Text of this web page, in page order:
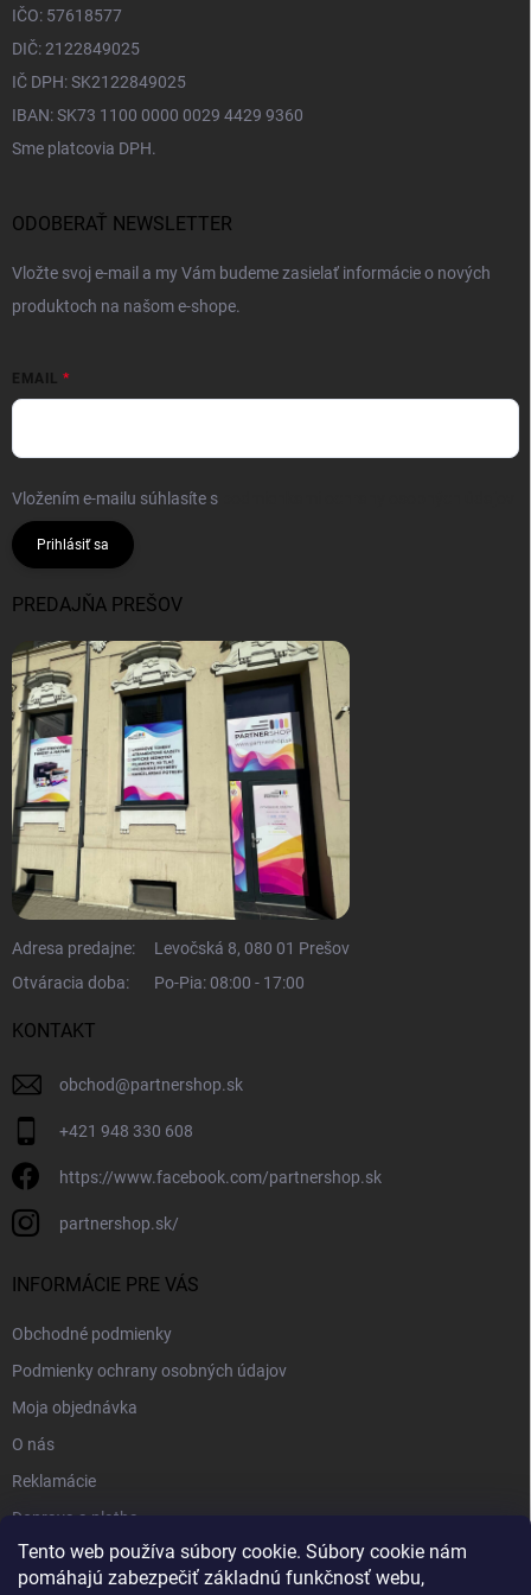
Tento web používa súbory cookie. Súbory cookie nám
pomáhajú zabezpečiť základnú funkčnosť webu,
IČO: 57618577
DIČ: 2122849025
IČ DPH: SK2122849025
IBAN: SK73 1100 0000 0029 4429 9360
Sme platcovia DPH.
ODOBERAŤ NEWSLETTER
Vložte svoj e-mail a my Vám budeme zasielať informácie o nových
produktoch na našom e-shope.
EMAIL
Vložením e-mailu súhlasíte s
Prihlásiť sa
PREDAJŇA PREŠOV
Adresa predajne:
Levočská 8, 080 01 Prešov
Otváracia doba:
Po-Pia: 08:00 - 17:00
KONTAKT
obchod@partnershop.sk
+421 948 330 608
https://www.facebook.com/partnershop.sk
partnershop.sk/
INFORMÁCIE PRE VÁS
Obchodné podmienky
Podmienky ochrany osobných údajov
Moja objednávka
O nás
Reklamácie
Doprava a platba
Kontakt
Blog